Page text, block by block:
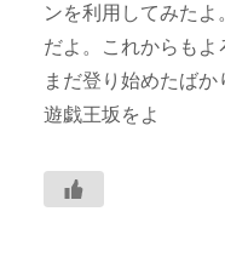
ンを利用してみた
だよ。これからも
まだ登り始めたば
遊戯王坂をよ